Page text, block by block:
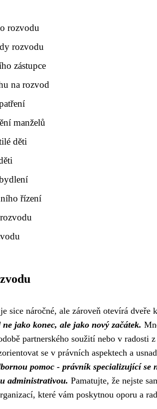
rozvodu
rozvodu
zástupce
na rozvod
manželů
děti
řízení
sice náročné, ale zároveň otevírá
jako konec, ale jako nový začátek.
partnerského soužití nebo v radosti
se v právních aspektech a
pomoc - právník specializující
administrativou. Pamatujte, že nejste
které vám poskytnou oporu a